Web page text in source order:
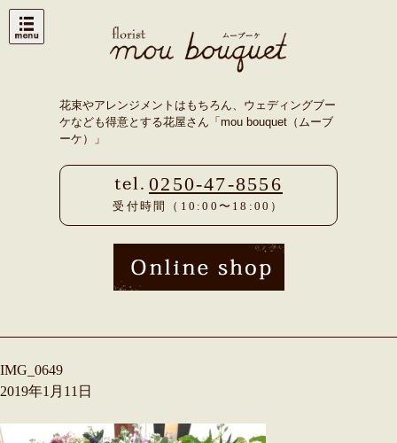
Skip
花束やアレンジメントはもちろん、ウェディングブー
ケなども得意とする花屋さん「mou bouquet（ムーブ
ーケ）」
0250-47-8556
受付時間（10:00〜18:00）
IMG_0649
2019年1月11日